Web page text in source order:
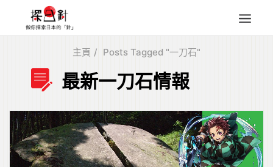
四國
人氣目的地
本地情報
主頁 Posts Tagged "一刀石"
最新一刀石情報